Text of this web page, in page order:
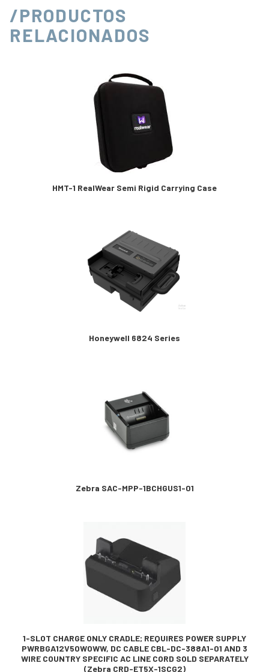
/PRODUCTOS
RELACIONADOS
HMT-1 RealWear Semi Rigid Carrying Case
Honeywell 6824 Series
Zebra SAC-MPP-1BCHGUS1-01
1-SLOT CHARGE ONLY CRADLE; REQUIRES POWER SUPPLY
PWRBGA12V50W0WW, DC CABLE CBL-DC-388A1-01 AND 3
WIRE COUNTRY SPECIFIC AC LINE CORD SOLD SEPARATELY
(Zebra CRD-ET5X-1SCG2)